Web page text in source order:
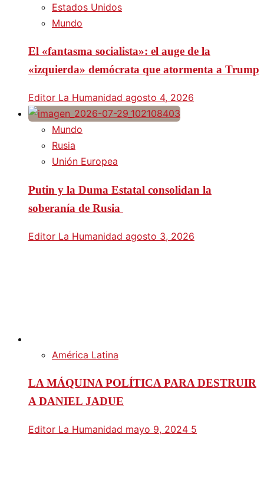
Estados Unidos
Mundo
El «fantasma socialista»: el auge de la
«izquierda» demócrata que atormenta a Trump
Editor La Humanidad agosto 4, 2026
Mundo
Rusia
Unión Europea
Putin y la Duma Estatal consolidan la
soberanía de Rusia
Editor La Humanidad agosto 3, 2026
América Latina
LA MÁQUINA POLÍTICA PARA DESTRUIR
A DANIEL JADUE
Editor La Humanidad mayo 9, 2024 5